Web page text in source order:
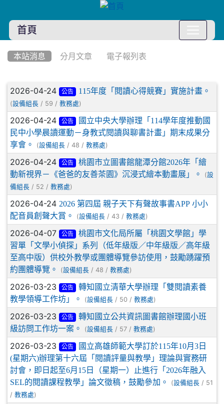
首頁
本站消息 分月文章 電子報列表
文章列表
2026-04-24 公告 115年度「閱讀心得競賽」實施計畫。
(設備組長 / 59 / 教務處)
2026-04-24 公告
國立中央大學辦理「114學年度推動國
民中小學晨讀運動－身教式閱讀與聊書計畫」期末成果分
享會。
(設備組長 / 48 / 教務處)
2026-04-24 公告
桃園市立圖書館龍潭分館2026年「繪
動新視界－《爸爸的友善茶園》沉浸式繪本動畫展」。
(設
備組長 / 52 / 教務處)
2026-04-24 2026 第四屆 親子天下有聲故事書APP 小小
配音員創聲大賞。
(設備組長 / 43 / 教務處)
2026-04-07 公告
桃園市文化局所屬「桃園文學館」學
習單「文學小偵探」系列（低年級版／中年級版／高年級
至高中版）供校外教學或團體導覽參訪使用，鼓勵踴躍預
約團體導覽。
(設備組長 / 48 / 教務處)
2026-03-23 公告
轉知國立清華大學辦理「雙閱讀素養
教學領導工作坊」。
(設備組長 / 50 / 教務處)
2026-03-23 公告
轉知國立公共資訊圖書館辦理國小班
級訪問工作坊一案。
(設備組長 / 57 / 教務處)
2026-03-23 公告
國立高雄師範大學訂於115年10月3日
(星期六)辦理第十六屆「閱讀評量與教學」理論與實務研
討會，即日起至6月15日（星期一）止進行「2026年融入
SEL的閱讀課程教學」論文徵稿，鼓勵參加。
(設備組長 / 51
/ 教務處)